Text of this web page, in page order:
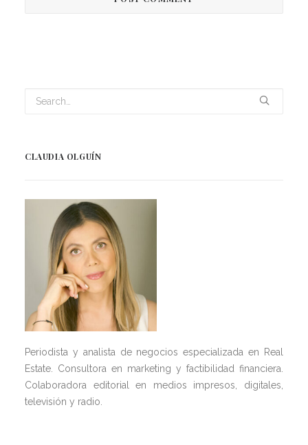
CLAUDIA OLGUÍN
Periodista y analista de negocios especializada en Real
Estate. Consultora en marketing y factibilidad financiera.
Colaboradora editorial en medios impresos, digitales,
televisión y radio.